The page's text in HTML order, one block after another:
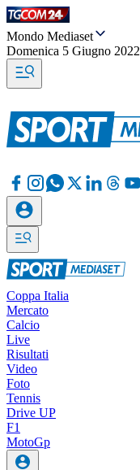
Mondo Mediaset
Domenica 5 Giugno 2022
Coppa Italia
Mercato
Calcio
Live
Risultati
Video
Foto
Tennis
Drive UP
F1
MotoGp